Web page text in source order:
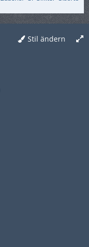
Stil ändern